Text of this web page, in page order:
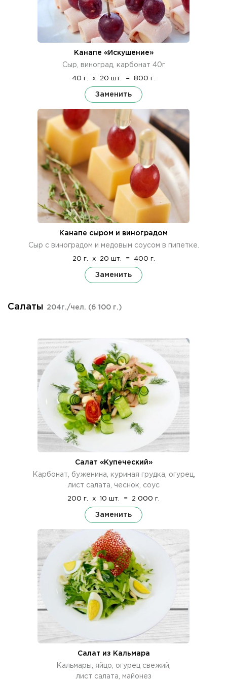
Канапе «Искушение»
Сыр, виноград, карбонат 40г
40 г. x 20 шт. = 800 г.
Заменить
Канапе сыром и виноградом
Сыр с виноградом и медовым соусом в пипетке.
20 г. x 20 шт. = 400 г.
Заменить
Салаты 204г./чел. (6 100 г.)
Салат «Купеческий»
Карбонат, буженина, куриная грудка, огурец,
лист салата, чеснок, соус
200 г. x 10 шт. = 2 000 г.
Заменить
Салат из Кальмара
Кальмары, яйцо, огурец свежий,
лист салата, майонез